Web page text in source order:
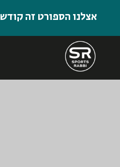
אצלנו הספורט זה קודש